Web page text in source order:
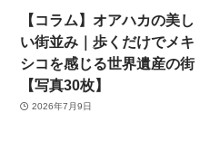
【コラム】オアハカの美し
い街並み｜歩くだけでメキ
シコを感じる世界遺産の街
【写真30枚】
2026年7月9日